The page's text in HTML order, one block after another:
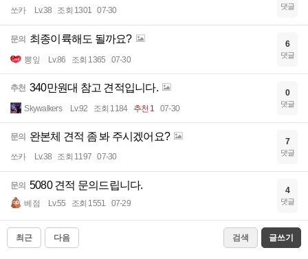
쏘카 Lv.38 조회 1301 07-30 댓글
문의 최종이륙해도 될까요?
뽕잎 Lv.86 조회 1365 07-30
6
댓글
추천 340만원대 참고 견적입니다.
Skywalkers Lv.92 조회 1184 추천 1 07-30
0
댓글
문의 완본체 견적 좀 봐 주시겠어요?
쏘카 Lv.38 조회 1197 07-30
7
댓글
문의 5080 견적 문의드립니다.
베점 Lv.55 조회 1551 07-29
4
댓글
최근 다음 검색 글쓰기